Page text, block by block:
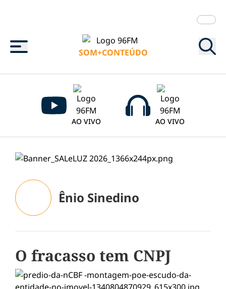
Menu
SOM+CONTEÚDO
AO VIVO AO VIVO
Ênio Sinedino
O fracasso tem CNPJ